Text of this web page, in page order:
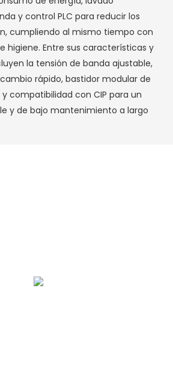
y control PLC para reducir los
cumpliendo al mismo tiempo con
higiene. Entre sus características y
la tensión de banda ajustable,
rápido, bastidor modular de
compatibilidad con CIP para un
y de bajo mantenimiento a largo